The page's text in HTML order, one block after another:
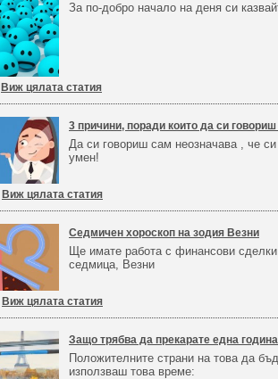
За по-добро начало на деня си
Виж цялата статия
3 причини, поради които да си
Да си говориш сам неозначава , че
умен!
Виж цялата статия
Седмичен хороскоп на зодия Везни
Ще имате работа с финансови сделки
седмица, Везни
Виж цялата статия
Защо трябва да прекарате една
Положителните страни на това да
използваш това време: